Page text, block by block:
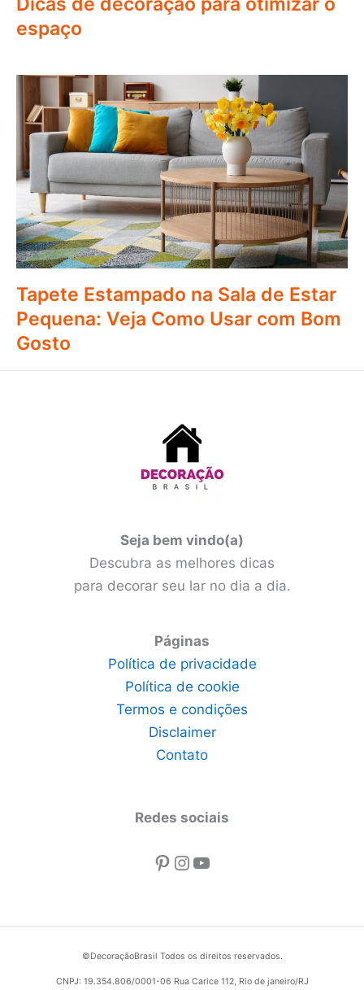
espaço
Tapete Estampado na Sala de Estar
Pequena: Veja Como Usar com Bom
Gosto
Seja bem vindo(a)
Descubra as melhores dicas
para decorar seu lar no dia a dia.
Páginas
Política de privacidade
Política de cookie
Termos e condições
Disclaimer
Contato
Redes sociais
Pinterest
Instagram
Youtube
©DecoraçãoBrasil Todos os direitos reservados.
CNPJ: 19.354.806/0001-06 Rua Carice 112, Rio de janeiro/RJ